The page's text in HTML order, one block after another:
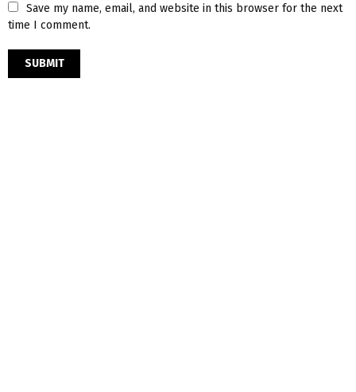
Save my name, email, and website in this browser for the next
time I comment.